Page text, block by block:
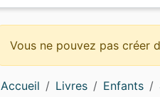
Bibles standard
Nuova Traduzione Vivente
Bibles d'étude
Bibles grand format
Méditations
Témoignages, biographies
Erudition
0 - 4 ans
4 - 6 ans
Alternatif, Punk, Ska
MP3
Blues, Jazz, RnB
Classique
Concerts, spectacles
Epoque Biblique
Calendriers, agendas
Objets cadeaux
Vous ne pouvez pas créer
Accueil Livres Enfants